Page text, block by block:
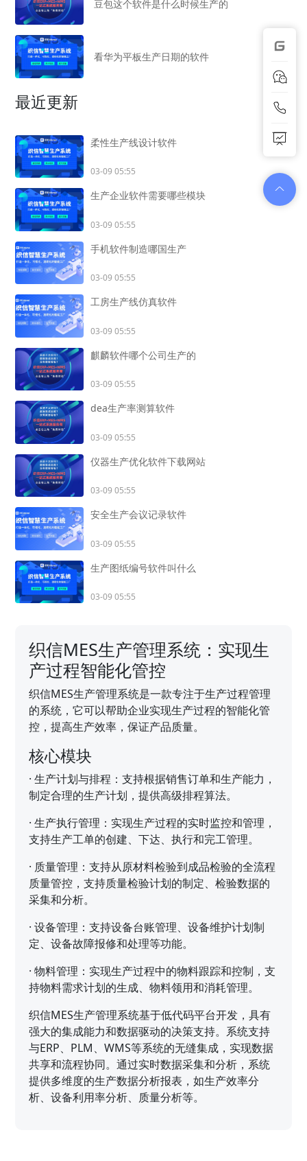
豆包这个软件是什么时候生产的
看华为平板生产日期的软件
最近更新
柔性生产线设计软件
03-09 05:55
生产企业软件需要哪些模块
03-09 05:55
手机软件制造哪国生产
03-09 05:55
工房生产线仿真软件
03-09 05:55
麒麟软件哪个公司生产的
03-09 05:55
dea生产率测算软件
03-09 05:55
仪器生产优化软件下载网站
03-09 05:55
安全生产会议记录软件
03-09 05:55
生产图纸编号软件叫什么
03-09 05:55
织信MES生产管理系统：实现生
产过程智能化管控
织信MES生产管理系统是一款专注于生产过程管理
的系统，它可以帮助企业实现生产过程的智能化管
控，提高生产效率，保证产品质量。
核心模块
·生产计划与排程：支持根据销售订单和生产能力，
制定合理的生产计划，提供高级排程算法。
·生产执行管理：实现生产过程的实时监控和管理，
支持生产工单的创建、下达、执行和完工管理。
· 质量管理：支持从原材料检验到成品检验的全流程
质量管控，支持质量检验计划的制定、检验数据的
采集和分析。
·设备管理：支持设备台账管理、设备维护计划制
定、设备故障报修和处理等功能。
·物料管理：实现生产过程中的物料跟踪和控制，支
持物料需求计划的生成、物料领用和消耗管理。
织信MES生产管理系统基于低代码平台开发，具有
强大的集成能力和数据驱动的决策支持。系统支持
与ERP、PLM、WMS等系统的无缝集成，实现数据
共享和流程协同。通过实时数据采集和分析，系统
提供多维度的生产数据分析报表，如生产效率分
析、设备利用率分析、质量分析等。